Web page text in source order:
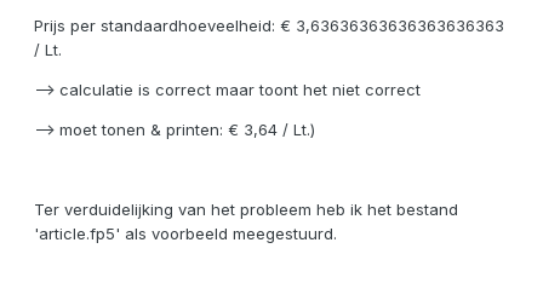
Prijs per standaardhoeveelheid: € 3,63636363636363636363
/ Lt.
--> calculatie is correct maar toont het niet correct
--> moet tonen & printen: € 3,64 / Lt.)
Ter verduidelijking van het probleem heb ik het bestand
'article.fp5' als voorbeeld meegestuurd.